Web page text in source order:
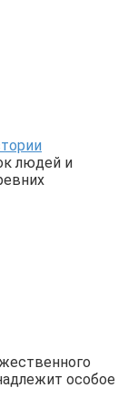
людей и
особое